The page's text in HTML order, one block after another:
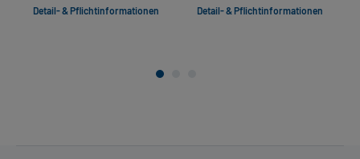
Detail- & Pflichtinformationen Detail- & Pflichtinformationen